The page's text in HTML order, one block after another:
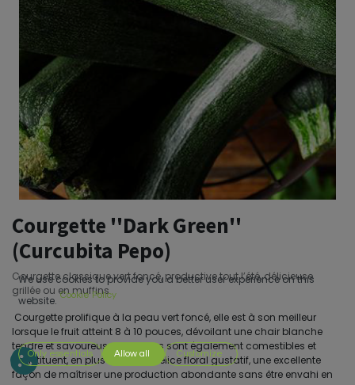
Courgette ''Dark Green''
(Curcubita Pepo)
Courgette classique vert foncé, productive tout l’été, délicieuse
grillée ou en muffins
Courgette prolifique à la peau vert foncé, elle est à son meilleur
lorsque le fruit atteint 8 à 10 pouces, dévoilant une chair blanche
tendre et savoureuse. Ses fleurs sont également comestibles et
constituent, en plus d’être un délice floral gustatif, une excellente
façon de maîtriser une production abondante sans être envahi en
We use cookies to provide you a better user experience on this
website. Cookie Policy
Only essentials Allow all Customize